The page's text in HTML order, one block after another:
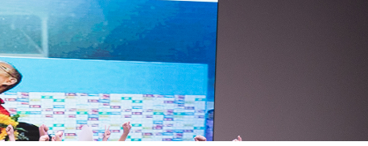
학교건축기금